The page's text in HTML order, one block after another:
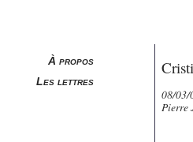
À propos
Les lettres
08/03/
Pierre